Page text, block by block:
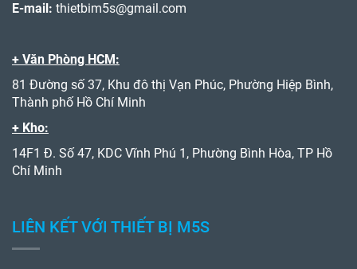
E-mail: thietbim5s@gmail.com
+ Văn Phòng HCM:
81 Đường số 37, Khu đô thị Vạn Phúc, Phường Hiệp Bình,
Thành phố Hồ Chí Minh
+ Kho:
14F1 Đ. Số 47, KDC Vĩnh Phú 1, Phường Bình Hòa, TP Hồ
Chí Minh
LIÊN KẾT VỚI THIẾT BỊ M5S